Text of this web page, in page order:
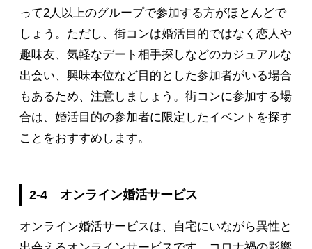
って2人以上のグループで参加する方がほとんどで
しょう。ただし、街コンは婚活目的ではなく恋人や
趣味友、気軽なデート相手探しなどのカジュアルな
出会い、興味本位など目的とした参加者がいる場合
もあるため、注意しましょう。街コンに参加する場
合は、婚活目的の参加者に限定したイベントを探す
ことをおすすめします。
2-4 オンライン婚活サービス
オンライン婚活サービスは、自宅にいながら異性と